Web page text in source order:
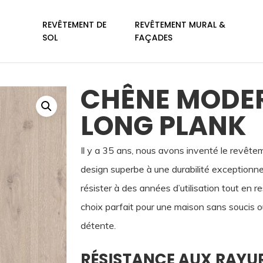
REVÊTEMENT DE
SOL
REVÊTEMENT MURAL &
FAÇADES
CHÊNE
LONG PLANK
Il y a 35 ans, nous avons inventé le
design superbe à une durabilité
résister à des années d’utilisation tout en
choix parfait pour une maison sans soucis
détente.